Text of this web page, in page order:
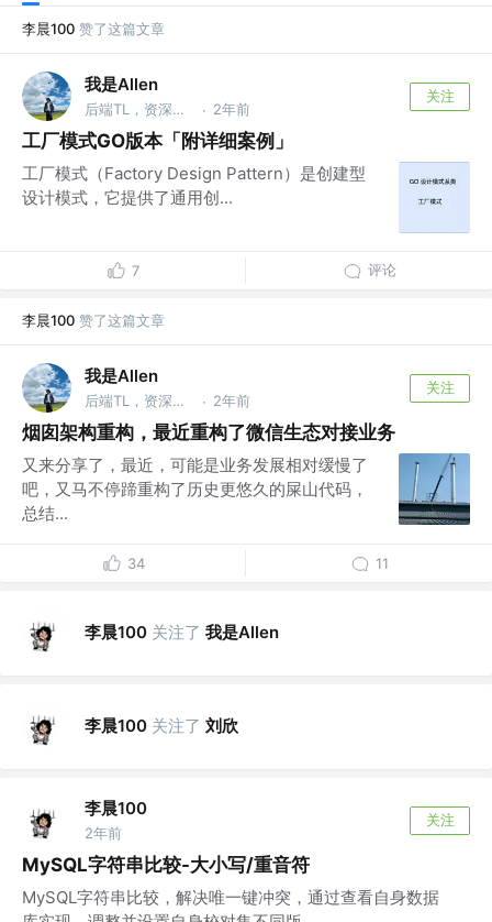
李晨100 赞了这篇文章
我是Allen
后端TL，资深GO工程师 @不想只搬砖科技 · 2年前
关注
工厂模式GO版本「附详细案例」
工厂模式（Factory Design Pattern）是创建型
设计模式，它提供了通用创...
7 评论
李晨100 赞了这篇文章
我是Allen
后端TL，资深GO工程师 @不想只搬砖科技 · 2年前
关注
烟囱架构重构，最近重构了微信生态对接业务
又来分享了，最近，可能是业务发展相对缓慢了
吧，又马不停蹄重构了历史更悠久的屎山代码，
总结...
34 11
李晨100 关注了 我是Allen
李晨100 关注了 刘欣
李晨100
2年前
关注
MySQL字符串比较-大小写/重音符
MySQL字符串比较，解决唯一键冲突，通过查看自身数据